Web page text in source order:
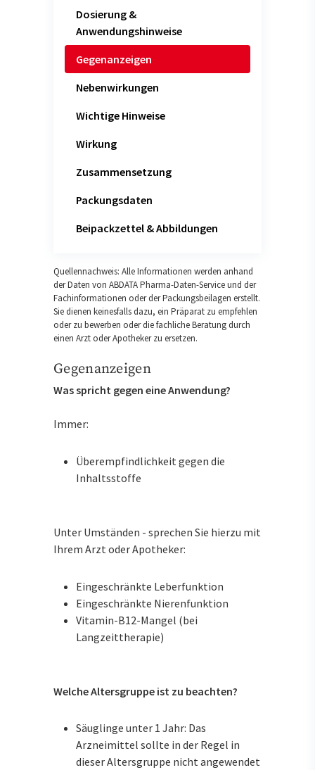
Dosierung &
Anwendungshinweise
Gegenanzeigen
Nebenwirkungen
Wichtige Hinweise
Wirkung
Zusammensetzung
Packungsdaten
Beipackzettel & Abbildungen
Quellennachweis: Alle Informationen werden anhand
der Daten von ABDATA Pharma-Daten-Service und der
Fachinformationen oder der Packungsbeilagen erstellt.
Sie dienen keinesfalls dazu, ein Präparat zu empfehlen
oder zu bewerben oder die fachliche Beratung durch
einen Arzt oder Apotheker zu ersetzen.
Gegenanzeigen
Was spricht gegen eine Anwendung?
Immer:
Überempfindlichkeit gegen die
Inhaltsstoffe
Unter Umständen - sprechen Sie hierzu mit
Ihrem Arzt oder Apotheker:
Eingeschränkte Leberfunktion
Eingeschränkte Nierenfunktion
Vitamin-B12-Mangel (bei
Langzeittherapie)
Welche Altersgruppe ist zu beachten?
Säuglinge unter 1 Jahr: Das
Arzneimittel sollte in der Regel in
dieser Altersgruppe nicht angewendet